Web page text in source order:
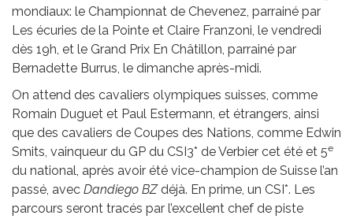
mondiaux: le Championnat de Chevenez, parrainé par
Les écuries de la Pointe et Claire Franzoni, le vendredi
dès 19h, et le Grand Prix En Châtillon, parrainé par
Bernadette Burrus, le dimanche après-midi.
On attend des cavaliers olympiques suisses, comme
Romain Duguet et Paul Estermann, et étrangers, ainsi
que des cavaliers de Coupes des Nations, comme Edwin
Smits, vainqueur du GP du CSI3* de Verbier cet été et 5e
du national, après avoir été vice-champion de Suisse l’an
passé, avec Dandiego BZdéjà. En prime, un CSI*. Les
parcours seront tracés par l’excellent chef de piste